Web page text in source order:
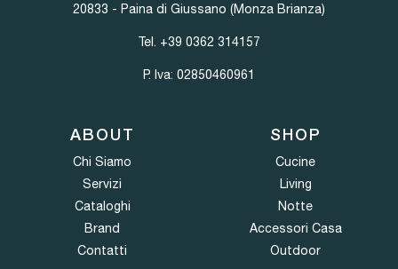
20833 - Paina di Giussano (Monza Brianza)
Tel. +39 0362 314157
P. Iva: 02850460961
ABOUT
Chi Siamo
Servizi
Cataloghi
Brand
Contatti
SHOP
Cucine
Living
Notte
Accessori Casa
Outdoor